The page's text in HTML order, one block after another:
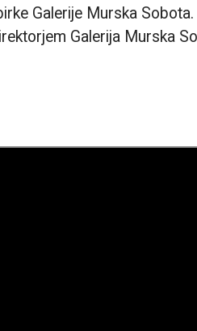
Galerije Murska
Galerija Murska